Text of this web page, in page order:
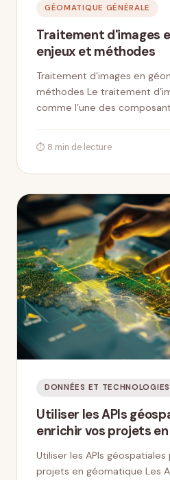
GÉOMATIQUE GÉNÉRALE
Traitement d'images
enjeux et méthodes
Traitement d’images en
méthodes Le traitement
comme l’une des
⏱ 8 min de lecture
DONNÉES ET TECHNOLOGIES
Utiliser les APIs
enrichir vos projets
Utiliser les APIs
projets en géomatique Les